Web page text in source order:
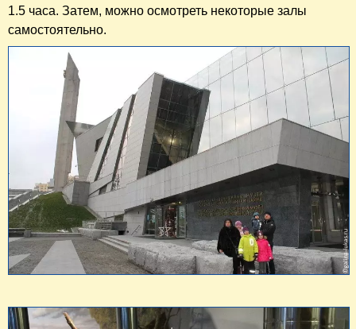
1.5 часа. Затем, можно осмотреть некоторые залы
самостоятельно.